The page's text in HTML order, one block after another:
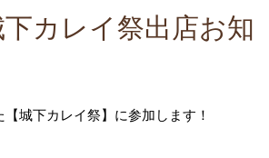
カレイ祭出店お知
城下カレイ祭】に参加します！